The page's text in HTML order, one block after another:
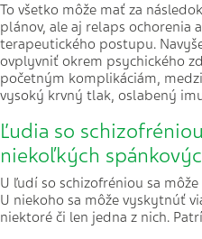
To všetko môže mať za
plánov, ale aj relaps ochorenia
terapeutického postupu.
ovplyvniť okrem psychického
početným komplikáciám,
vysoký krvný tlak, oslabený
Ľudia so
niekoľkých
U ľudí so schizofréniou sa
U niekoho sa môže vyskytnúť
niektoré či len jedna z nich.